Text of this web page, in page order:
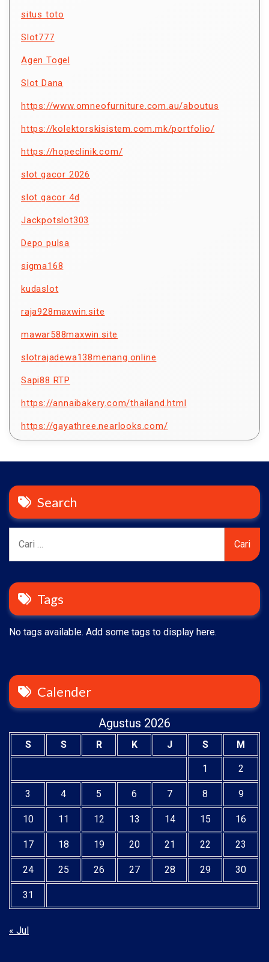
situs toto
Slot777
Agen Togel
Slot Dana
https://www.omneofurniture.com.au/aboutus
https://kolektorskisistem.com.mk/portfolio/
https://hopeclinik.com/
slot gacor 2026
slot gacor 4d
Jackpotslot303
Depo pulsa
sigma168
kudaslot
raja928maxwin.site
mawar588maxwin.site
slotrajadewa138menang.online
Sapi88 RTP
https://annaibakery.com/thailand.html
https://gayathree.nearlooks.com/
Search
untuk:
Tags
No tags available. Add some tags to display here.
Calender
Agustus 2026
S S R K J S M
1 2
3 4 5 6 7 8 9
10 11 12 13 14 15 16
17 18 19 20 21 22 23
24 25 26 27 28 29 30
31
« Jul